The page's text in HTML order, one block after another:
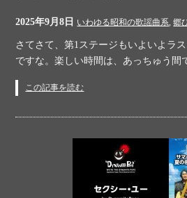
2025年9月8日 いわゆる昭和の歌謡曲系,郷
さてさて、第1ステージもいよいよラ
ですな。楽しい時間は、あっちゅう間
この記事を読む